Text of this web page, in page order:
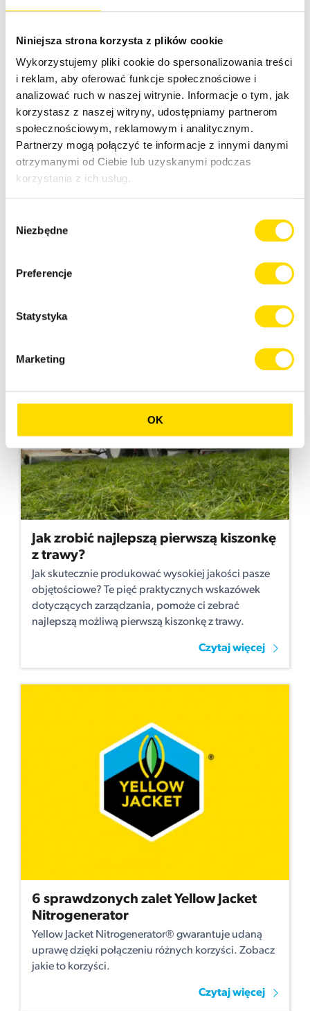
Niniejsza strona korzysta z plików cookie
Wykorzystujemy pliki cookie do spersonalizowania treści
i reklam, aby oferować funkcje społecznościowe i
analizować ruch w naszej witrynie. Informacje o tym, jak
korzystasz z naszej witryny, udostępniamy partnerom
społecznościowym, reklamowym i analitycznym.
Partnerzy mogą połączyć te informacje z innymi danymi
otrzymanymi od Ciebie lub uzyskanymi podczas
korzystania z ich usług.
zgody
Niezbędne
Preferencje
Statystyka
Marketing
OK
Ogromny plon w rekordowo krótkim czasie
294,80 zł
SprzedawcaBIO-ŻUŁAWY Sp.z o.o.
Więcej informacji
kategoria
Poplon na pasze
Jak zrobić najlepszą pierwszą kiszonkę
z trawy?
Jak skutecznie produkować wysokiej jakości pasze
objętościowe? Te pięć praktycznych wskazówek
dotyczących zarządzania, pomoże ci zebrać
najlepszą możliwą pierwszą kiszonkę z trawy.
Czytaj więcej
6 sprawdzonych zalet Yellow Jacket
Nitrogenerator
Yellow Jacket Nitrogenerator® gwarantuje udaną
uprawę dzięki połączeniu różnych korzyści. Zobacz
jakie to korzyści.
Czytaj więcej